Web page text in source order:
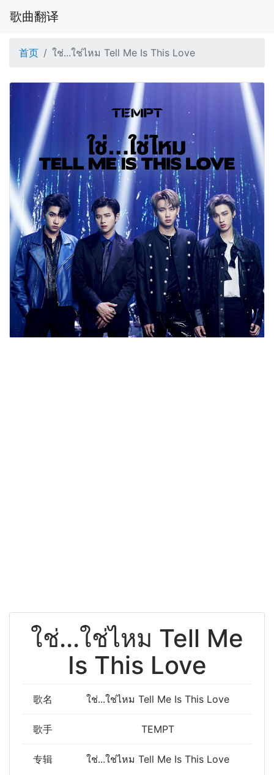
歌曲翻译
首页 ใช่...ใช่ไหม Tell Me Is This Love
ใช่...ใช่ไหม Tell Me
Is This Love
歌名 ใช่...ใช่ไหม Tell Me Is This Love
歌手 TEMPT
专辑 ใช่...ใช่ไหม Tell Me Is This Love